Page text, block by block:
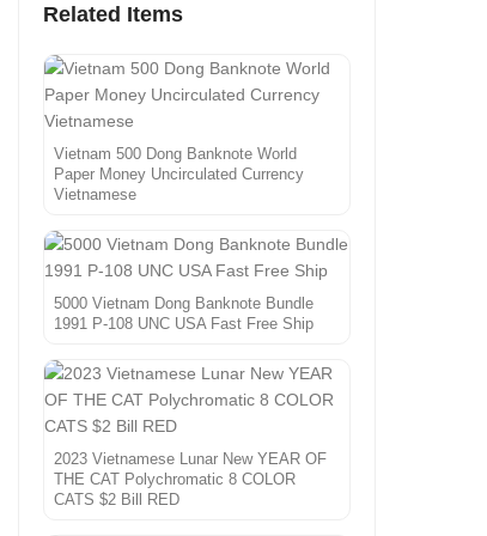
Related Items
Vietnam 500 Dong Banknote World
Paper Money Uncirculated Currency
Vietnamese
5000 Vietnam Dong Banknote Bundle
1991 P-108 UNC USA Fast Free Ship
2023 Vietnamese Lunar New YEAR OF
THE CAT Polychromatic 8 COLOR
CATS $2 Bill RED